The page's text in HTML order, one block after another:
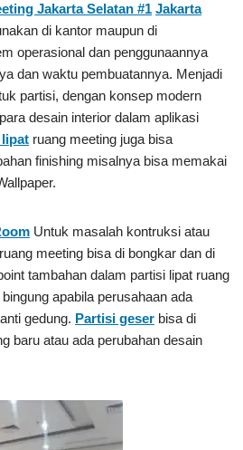
Jakarta Selatan #1 Jakarta
di kantor maupun di
operasional dan penggunaannya
dan waktu pembuatannya. Menjadi
partisi, dengan konsep modern
desain interior dalam aplikasi
ruang meeting juga bisa
finishing misalnya bisa memakai
Untuk masalah kontruksi atau
ruang meeting bisa di bongkar dan di
tambahan dalam partisi lipat ruang
apabila perusahaan ada
gedung. Partisi geser bisa di
baru atau ada perubahan desain